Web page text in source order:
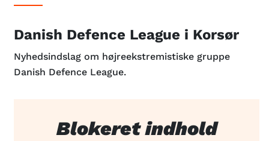
Danish Defence League i Korsør
Nyhedsindslag om højreekstremistiske gruppe
Danish Defence League.
Blokeret indhold